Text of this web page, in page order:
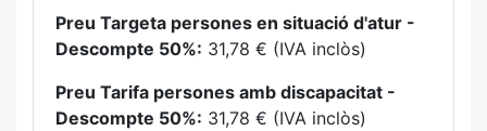
Preu Targeta persones en situació d'atur -
Descompte 50%: 31,78 € (IVA inclòs)
Preu Tarifa persones amb discapacitat -
Descompte 50%: 31,78 € (IVA inclòs)